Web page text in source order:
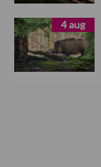
4 aug